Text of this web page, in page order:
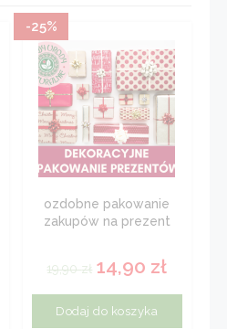
-25%
ozdobne pakowanie
zakupów na prezent
19,90zł 14,90 zł
Dodaj do koszyka